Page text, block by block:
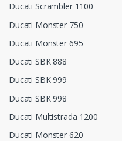
Ducati Scrambler 1100
Ducati Monster 750
Ducati Monster 695
Ducati SBK 888
Ducati SBK 999
Ducati SBK 998
Ducati Multistrada 1200
Ducati Monster 620